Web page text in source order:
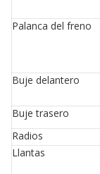
Palanca del freno
Buje delantero
Buje trasero
Radios
Llantas